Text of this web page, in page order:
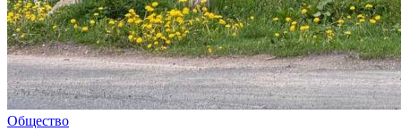
Общество